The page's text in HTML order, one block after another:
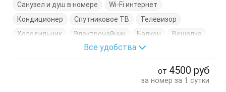
Санузел и душ в номере
Wi-Fi интернет
Кондиционер
Спутниковое ТВ
Телевизор
Холодильник
Электрочайник Балкон
Вешалка
Комод
Кровать двуспальная
Все удобства
от 4500 руб
за номер за 1 сутки